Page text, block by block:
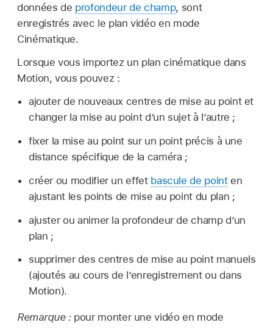
données de profondeur de champ, sont
enregistrés avec le plan vidéo en mode
Cinématique.
Lorsque vous importez un plan cinématique dans
Motion, vous pouvez :
ajouter de nouveaux centres de mise au point et
changer la mise au point d’un sujet à l’autre ;
fixer la mise au point sur un point précis à une
distance spécifique de la caméra ;
créer ou modifier un effet bascule de pointen
ajustant les points de mise au point du plan ;
ajuster ou animer la profondeur de champ d’un
plan ;
supprimer des centres de mise au point manuels
(ajoutés au cours de l’enregistrement ou dans
Motion).
Remarque : pour monter une vidéo en mode